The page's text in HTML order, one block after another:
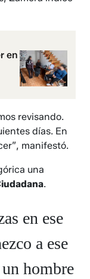
en
revisando.
días. En
manifestó.
una
.
en ese
a ese
hombre